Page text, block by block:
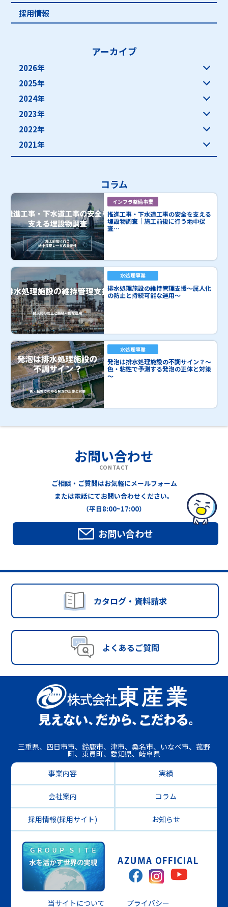
採用情報
アーカイブ
2026年
2025年
2024年
2023年
2022年
2021年
コラム
インフラ整備事業
推進工事・下水道工事の安全を支える
埋設物調査｜施工前後に行う地中探
査…
水処理事業
排水処理施設の維持管理支援～属人化
の防止と持続可能な運用～
水処理事業
発泡は排水処理施設の不調サイン？～
色・粘性で予測する発泡の正体と対策
～
お問い合わせ
CONTACT
ご相談・ご質問はお気軽にメールフォーム
または電話にてお問い合わせください。
（平日8:00~17:00）
お問い合わせ
カタログ・資料請求
よくあるご質問
三重県、四日市市、鈴鹿市、津市、桑名市、いなべ市、菰野
町、東員町、愛知県、岐阜県
事業内容
実績
会社案内 コラム
採用情報(採用サイト) お知らせ
当サイトについて プライバシー